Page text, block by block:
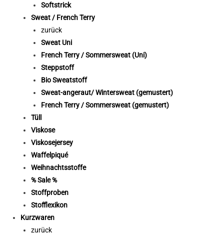
Softstrick
Sweat / French Terry
zurück
Sweat Uni
French Terry / Sommersweat (Uni)
Steppstoff
Bio Sweatstoff
Sweat-angeraut/ Wintersweat (gemustert)
French Terry / Sommersweat (gemustert)
Tüll
Viskose
Viskosejersey
Waffelpiqué
Weihnachtsstoffe
% Sale %
Stoffproben
Stofflexikon
Kurzwaren
zurück